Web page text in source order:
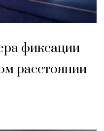
фиксации
расстоянии